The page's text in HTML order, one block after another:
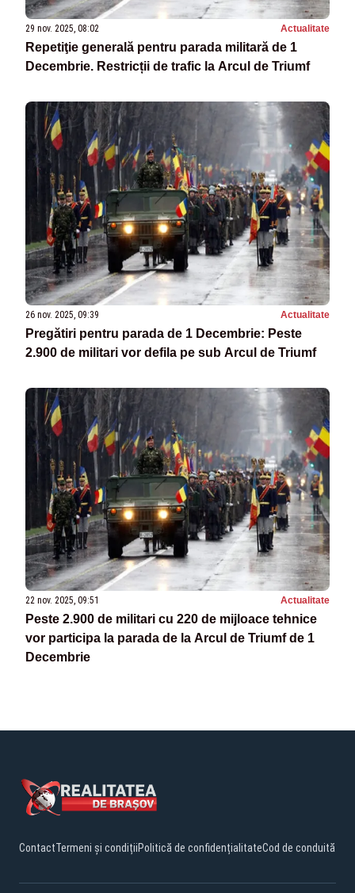
29 nov. 2025, 08:02 Actualitate
Repetiţie generală pentru parada militară de 1
Decembrie. Restricții de trafic la Arcul de Triumf
26 nov. 2025, 09:39 Actualitate
Pregătiri pentru parada de 1 Decembrie: Peste
2.900 de militari vor defila pe sub Arcul de Triumf
22 nov. 2025, 09:51 Actualitate
Peste 2.900 de militari cu 220 de mijloace tehnice
vor participa la parada de la Arcul de Triumf de 1
Decembrie
ContactTermeni și condițiiPolitică de confidențialitateCod de conduită